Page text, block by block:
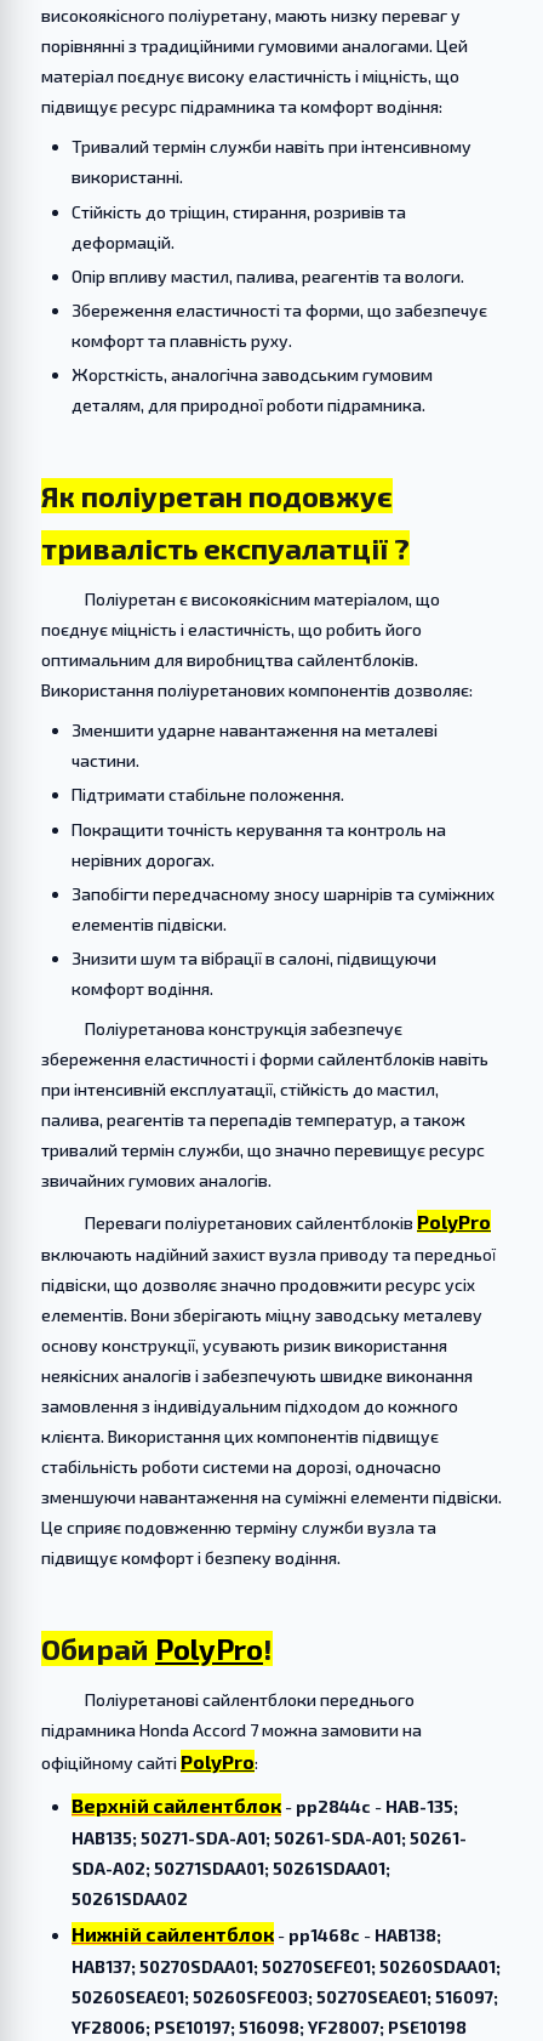
високоякісного поліуретану, мають низку переваг у
порівнянні з традиційними гумовими аналогами. Цей
матеріал поєднує високу еластичність і міцність, що
підвищує ресурс підрамника та комфорт водіння:
Тривалий термін служби навіть при інтенсивному
використанні.
Стійкість до тріщин, стирання, розривів та
деформацій.
Опір впливу мастил, палива, реагентів та вологи.
Збереження еластичності та форми, що забезпечує
комфорт та плавність руху.
Жорсткість, аналогічна заводським гумовим
деталям, для природної роботи підрамника.
Як поліуретан подовжує
тривалість експуалатції ?
Поліуретан є високоякісним матеріалом, що
поєднує міцність і еластичність, що робить його
оптимальним для виробництва сайлентблоків.
Використання поліуретанових компонентів дозволяє:
Зменшити ударне навантаження на металеві
частини.
Підтримати стабільне положення.
Покращити точність керування та контроль на
нерівних дорогах.
Запобігти передчасному зносу шарнірів та суміжних
елементів підвіски.
Знизити шум та вібрації в салоні, підвищуючи
комфорт водіння.
Поліуретанова конструкція забезпечує
збереження еластичності і форми сайлентблоків навіть
при інтенсивній експлуатації, стійкість до мастил,
палива, реагентів та перепадів температур, а також
тривалий термін служби, що значно перевищує ресурс
звичайних гумових аналогів.
Переваги поліуретанових сайлентблоків PolyPro
включають надійний захист вузла приводу та передньої
підвіски, що дозволяє значно продовжити ресурс усіх
елементів. Вони зберігають міцну заводську металеву
основу конструкції, усувають ризик використання
неякісних аналогів і забезпечують швидке виконання
замовлення з індивідуальним підходом до кожного
клієнта. Використання цих компонентів підвищує
стабільність роботи системи на дорозі, одночасно
зменшуючи навантаження на суміжні елементи підвіски.
Це сприяє подовженню терміну служби вузла та
підвищує комфорт і безпеку водіння.
Обирай PolyPro!
Поліуретанові сайлентблоки переднього
підрамника Honda Accord 7 можна замовити на
офіційному сайті PolyPro:
Верхній сайлентблок - pp2844c - HAB-135;
HAB135; 50271-SDA-A01; 50261-SDA-A01; 50261-
SDA-A02; 50271SDAA01; 50261SDAA01;
50261SDAA02
Нижній сайлентблок - pp1468c - HAB138;
HAB137; 50270SDAA01; 50270SEFE01; 50260SDAA01;
50260SEAE01; 50260SFE003; 50270SEAE01; 516097;
YF28006; PSE10197; 516098; YF28007; PSE10198